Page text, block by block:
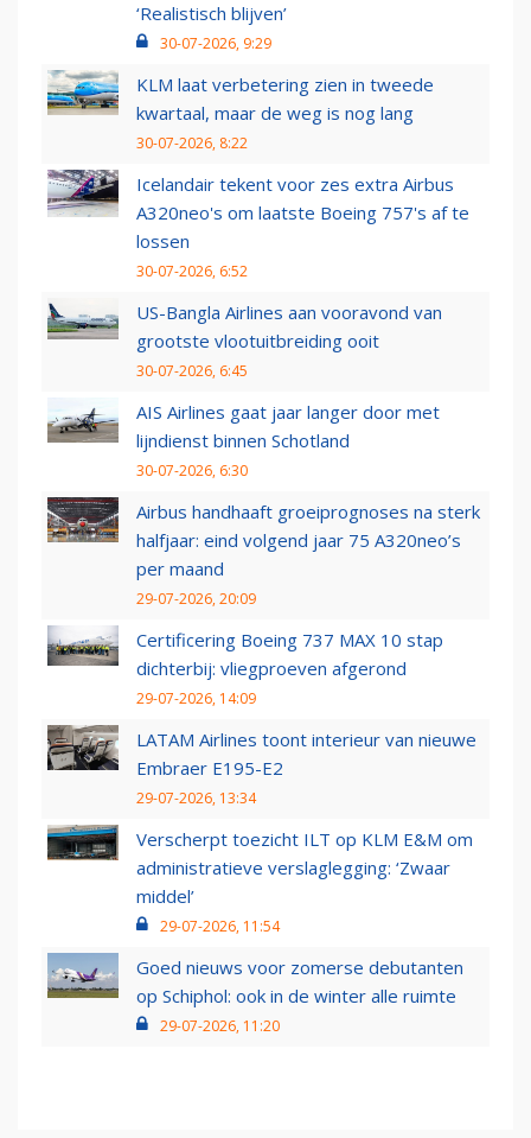
‘Realistisch blijven’
30-07-2026, 9:29
KLM laat verbetering zien in tweede
kwartaal, maar de weg is nog lang
30-07-2026, 8:22
Icelandair tekent voor zes extra Airbus
A320neo's om laatste Boeing 757's af te
lossen
30-07-2026, 6:52
US-Bangla Airlines aan vooravond van
grootste vlootuitbreiding ooit
30-07-2026, 6:45
AIS Airlines gaat jaar langer door met
lijndienst binnen Schotland
30-07-2026, 6:30
Airbus handhaaft groeiprognoses na sterk
halfjaar: eind volgend jaar 75 A320neo’s
per maand
29-07-2026, 20:09
Certificering Boeing 737 MAX 10 stap
dichterbij: vliegproeven afgerond
29-07-2026, 14:09
LATAM Airlines toont interieur van nieuwe
Embraer E195-E2
29-07-2026, 13:34
Verscherpt toezicht ILT op KLM E&M om
administratieve verslaglegging: ‘Zwaar
middel’
29-07-2026, 11:54
Goed nieuws voor zomerse debutanten
op Schiphol: ook in de winter alle ruimte
29-07-2026, 11:20